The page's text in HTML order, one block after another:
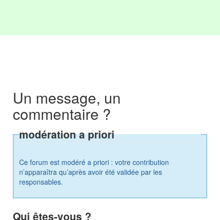
Un message, un
commentaire ?
modération a priori
Ce forum est modéré a priori : votre contribution
n’apparaîtra qu’après avoir été validée par les
responsables.
Qui êtes-vous ?